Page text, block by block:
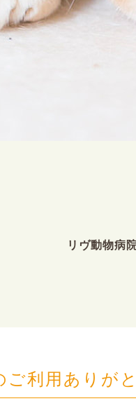
リヴ動物病
ご利用ありが